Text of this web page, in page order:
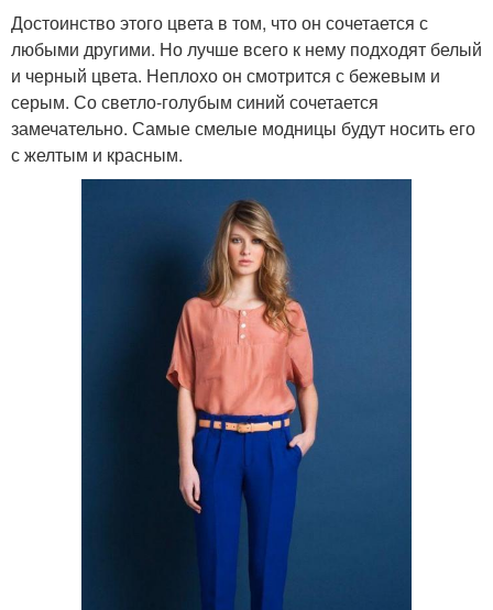
Достоинство этого цвета в том, что он сочетается с
любыми другими. Но лучше всего к нему подходят белый
и черный цвета. Неплохо он смотрится с бежевым и
серым. Со светло-голубым синий сочетается
замечательно. Самые смелые модницы будут носить его
с желтым и красным.